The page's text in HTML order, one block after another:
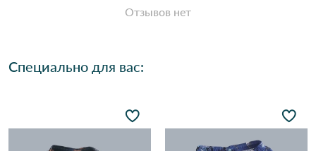
Отзывов нет
Специально для вас: